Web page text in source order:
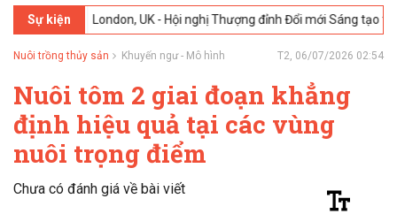
Sự kiện
London, UK - Hội nghị Thượng đỉnh Đổi mới Sáng tạo trong
Nuôi trồng thủy sản Khuyến ngư - Mô hình T2, 06/07/2026 02:54
Nuôi tôm 2 giai đoạn khẳng
định hiệu quả tại các vùng
nuôi trọng điểm
Chưa có đánh giá về bài viết